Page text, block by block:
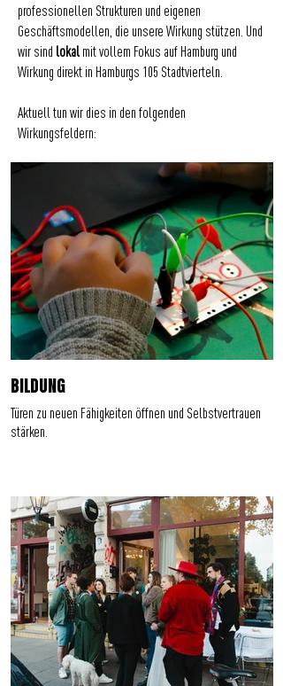
professionellen Strukturen und eigenen
Geschäftsmodellen, die unsere Wirkung stützen. Und
wir sind lokal mit vollem Fokus auf Hamburg und
Wirkung direkt in Hamburgs 105 Stadtvierteln.
Aktuell tun wir dies in den folgenden
Wirkungsfeldern:
BILDUNG
Türen zu neuen Fähigkeiten öffnen und Selbstvertrauen
stärken.